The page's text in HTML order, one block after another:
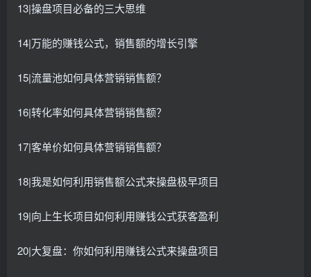
13|操盘项目必备的三大思维
14|万能的赚钱公式，销售额的增长引擎
15|流量池如何具体营销销售额？
16|转化率如何具体营销销售额？
17|客单价如何具体营销销售额？
18|我是如何利用销售额公式来操盘极早项目
19|向上生长项目如何利用赚钱公式获客盈利
20|大复盘：你如何利用赚钱公式来操盘项目